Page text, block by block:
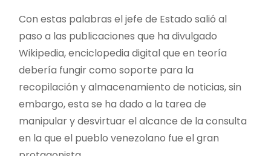
Con estas palabras el jefe de Estado salió al
paso a las publicaciones que ha divulgado
Wikipedia, enciclopedia digital que en teoría
debería fungir como soporte para la
recopilación y almacenamiento de noticias, sin
embargo, esta se ha dado a la tarea de
manipular y desvirtuar el alcance de la consulta
en la que el pueblo venezolano fue el gran